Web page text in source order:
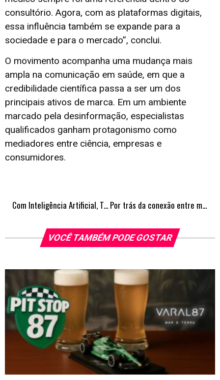
consultório. Agora, com as plataformas digitais,
essa influência também se expande para a
sociedade e para o mercado”, conclui.
O movimento acompanha uma mudança mais
ampla na comunicação em saúde, em que a
credibilidade científica passa a ser um dos
principais ativos de marca. Em um ambiente
marcado pela desinformação, especialistas
qualificados ganham protagonismo como
mediadores entre ciência, empresas e
consumidores.
Com Inteligência Artificial, Taubaté lança aplicativo TEC Saúde e moderniza o acesso aos serviços de saúde Por trás da conexão entre médicos e marcas: como nascem os projetos que estão redefinindo a influência no setor de saúde
VOCÊ TAMBÉM PODE GOSTAR